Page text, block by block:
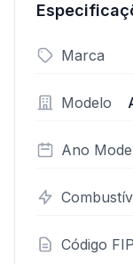
Marca
Modelo
Ano
Código